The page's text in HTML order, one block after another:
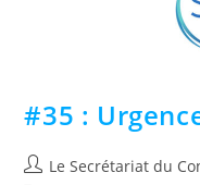
#35 :
Le Secrétariat du